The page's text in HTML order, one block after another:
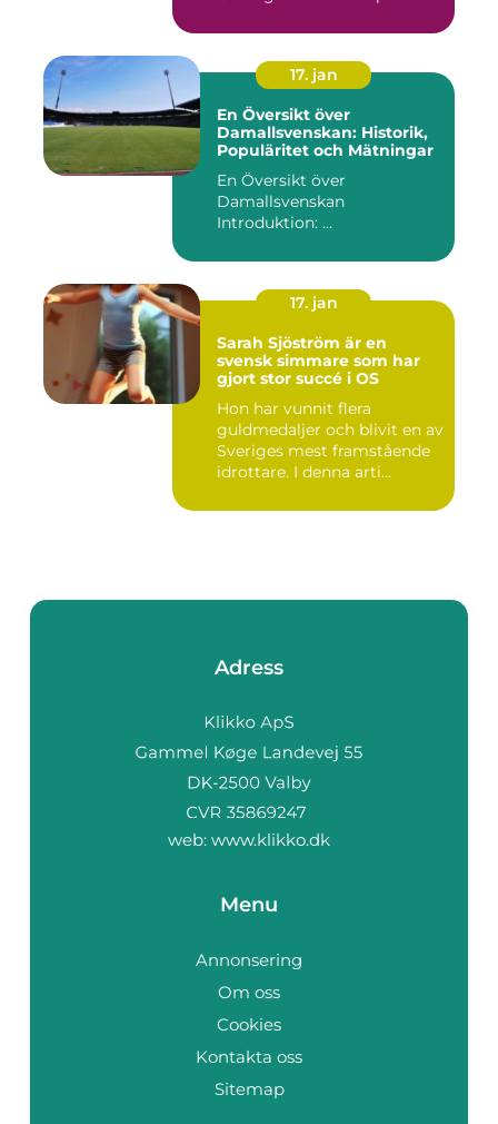
17. jan
En Översikt över
Damallsvenskan: Historik,
Populäritet och Mätningar
En Översikt över
Damallsvenskan
Introduktion: ...
17. jan
Sarah Sjöström är en
svensk simmare som har
gjort stor succé i OS
Hon har vunnit flera
guldmedaljer och blivit en av
Sveriges mest framstående
idrottare. I denna arti...
Adress
web: www.klikko.dk
Menu
Annonsering
Om oss
Cookies
Kontakta oss
Sitemap